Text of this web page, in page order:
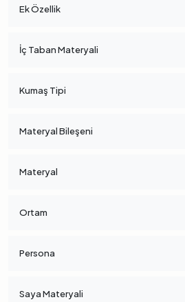
Ek Özellik
İç Taban Materyali
Kumaş Tipi
Materyal Bileşeni
Materyal
Ortam
Persona
Saya Materyali